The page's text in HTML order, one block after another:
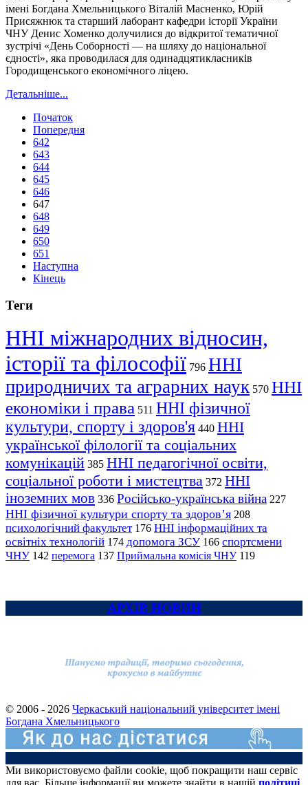
імені Богдана Хмельницького Віталій Масненко, Юрій
Присяжнюк та старший лаборант кафедри історії України
ЧНУ Денис Хоменко долучилися до відкритої тематичної
зустрічі «День Соборності — на шляху до національної
єдності», яка проводилася для одинадцятикласників
Городищенського економічного ліцею.
Детальніше...
Початок
Попередня
642
643
644
645
646
647
648
649
650
651
Наступна
Кінець
Теги
ННІ міжнародних відносин,
історії та філософії 796 ННІ
природничих та аграрних наук 570 ННІ
економіки і права 511 ННІ фізичної
культури, спорту і здоров'я 440 ННІ
української філології та соціальних
комунікацій 385 ННІ педагогічної освіти,
соціальної роботи і мистецтва 372 ННІ
іноземних мов 336 Російсько-українська війна 227
ННІ фізичної культури спорту та здоров’я 208
психологічний факультет 176 ННІ інформаційних та
освітніх технологій 174 допомога ЗСУ 166 спортсмени
ЧНУ 142 перемога 137 Приймальна комісія ЧНУ 119
АРХІВ НОВИН
© 2006 - 2026 Черкаський національний університет імені
Богдана Хмельницького
Ми використовуємо файли cookie, щоб покращити наш сервіс
для вас. Більше інформації ви можете знайти в нашій політиці